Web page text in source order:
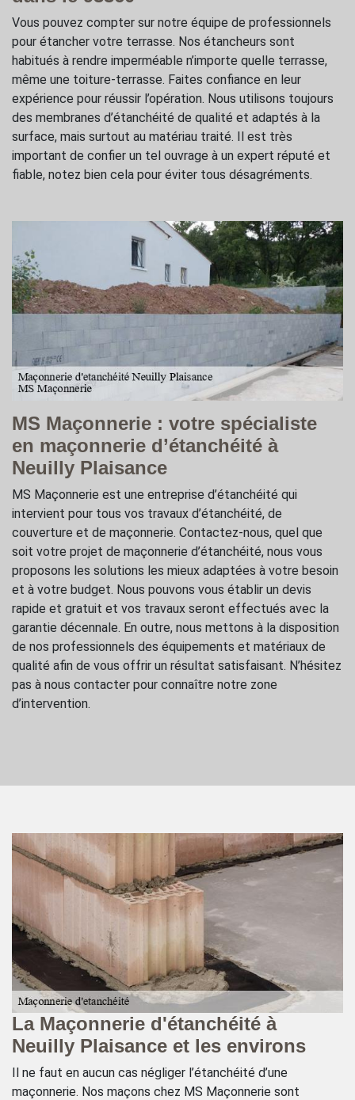
Vous pouvez compter sur notre équipe de professionnels
pour étancher votre terrasse. Nos étancheurs sont
habitués à rendre imperméable n’importe quelle terrasse,
même une toiture-terrasse. Faites confiance en leur
expérience pour réussir l’opération. Nous utilisons toujours
des membranes d’étanchéité de qualité et adaptés à la
surface, mais surtout au matériau traité. Il est très
important de confier un tel ouvrage à un expert réputé et
fiable, notez bien cela pour éviter tous désagréments.
MS Maçonnerie : votre spécialiste
en maçonnerie d’étanchéité à
Neuilly Plaisance
MS Maçonnerie est une entreprise d’étanchéité qui
intervient pour tous vos travaux d’étanchéité, de
couverture et de maçonnerie. Contactez-nous, quel que
soit votre projet de maçonnerie d’étanchéité, nous vous
proposons les solutions les mieux adaptées à votre besoin
et à votre budget. Nous pouvons vous établir un devis
rapide et gratuit et vos travaux seront effectués avec la
garantie décennale. En outre, nous mettons à la disposition
de nos professionnels des équipements et matériaux de
qualité afin de vous offrir un résultat satisfaisant. N’hésitez
pas à nous contacter pour connaître notre zone
d’intervention.
La Maçonnerie d'étanchéité à
Neuilly Plaisance et les environs
Il ne faut en aucun cas négliger l’étanchéité d’une
maçonnerie. Nos maçons chez MS Maçonnerie sont